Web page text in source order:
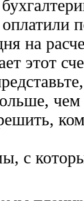
на
этот
чем
с